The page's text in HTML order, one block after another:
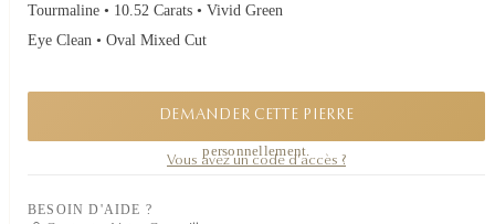
Tourmaline • 10.52 Carats • Vivid Green
Eye Clean • Oval Mixed Cut
DEMANDER CETTE PIERRE
personnellement.
Vous avez un code d'accès ?
BESOIN D'AIDE ?